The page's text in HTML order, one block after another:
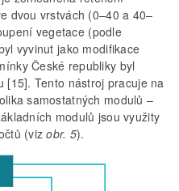
dvou vrstvách (0–40 a 40–
vegetace (podle
vyvinut jako modifikace
České republiky byl
[15]. Tento nástroj pracuje na
samostatných modulů –
modulů jsou využity
(vizobr. 5).